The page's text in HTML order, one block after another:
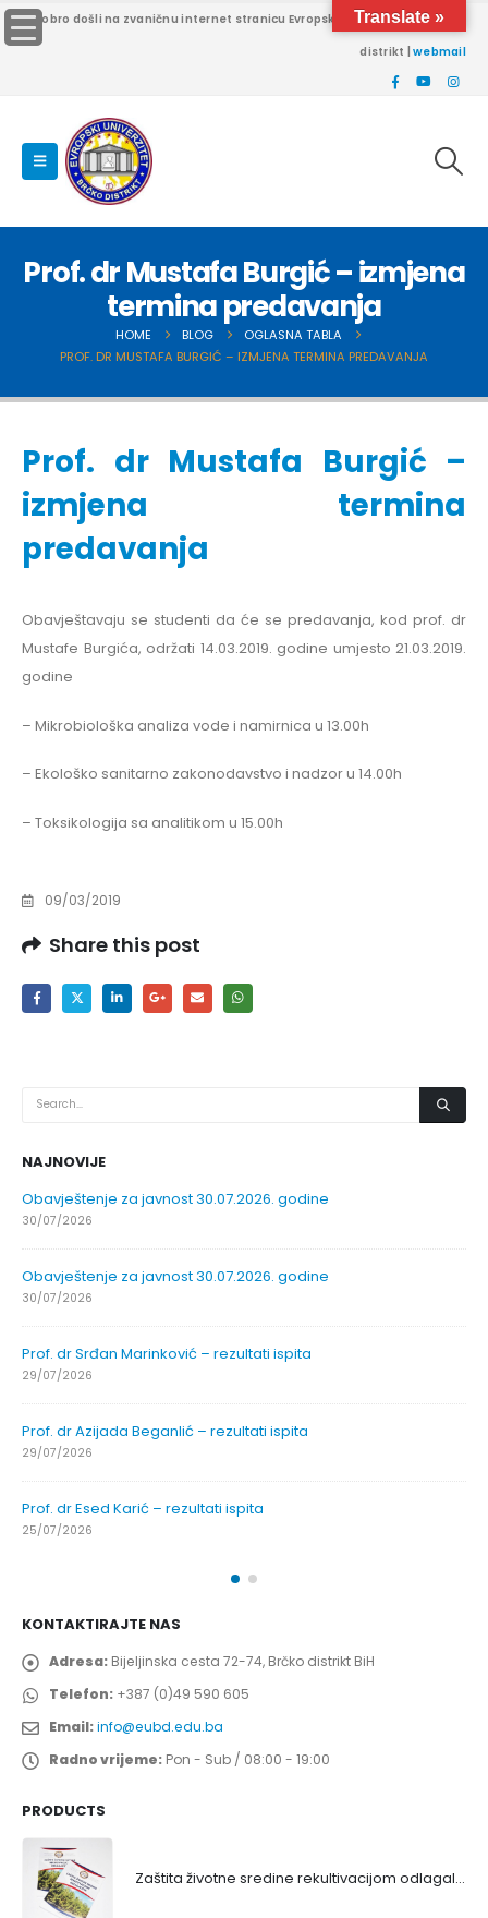
Dobro došli na zvaničnu internet stranicu Evropskog univerziteta Brčko
distrikt |webmail
Prof. dr Mustafa Burgić – izmjena
termina predavanja
HOME BLOG
OGLASNA TABLA
PROF. DR MUSTAFA BURGIĆ – IZMJENA TERMINA PREDAVANJA
Prof. dr Mustafa Burgić –
izmjena termina
predavanja
Obavještavaju se studenti da će se predavanja, kod prof. dr
Mustafe Burgića, održati 14.03.2019. godine umjesto 21.03.2019.
godine
– Mikrobiološka analiza vode i namirnica u 13.00h
– Ekološko sanitarno zakonodavstvo i nadzor u 14.00h
– Toksikologija sa analitikom u 15.00h
09/03/2019
Share this post
NAJNOVIJE
Obavještenje za javnost 30.07.2026. godine
30/07/2026
Obavještenje za javnost 30.07.2026. godine
30/07/2026
Prof. dr Srđan Marinković – rezultati ispita
29/07/2026
Prof. dr Azijada Beganlić – rezultati ispita
29/07/2026
Prof. dr Esed Karić – rezultati ispita
25/07/2026
KONTAKTIRAJTE NAS
Adresa: Bijeljinska cesta 72-74, Brčko distrikt BiH
Telefon: +387 (0)49 590 605
Email:info@eubd.edu.ba
Radno vrijeme: Pon - Sub / 08:00 - 19:00
PRODUCTS
Zaštita životne sredine rekultivacijom odlagališta
Translate »